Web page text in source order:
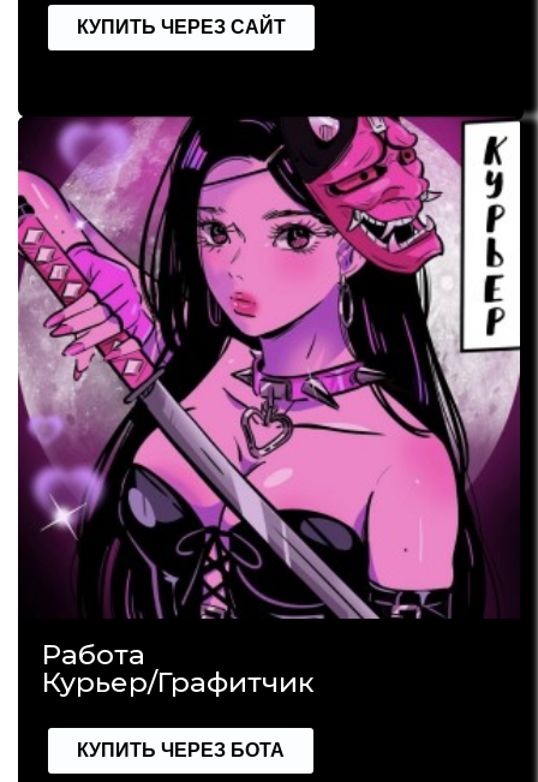
КУПИТЬ ЧЕРЕЗ САЙТ
Работа
Курьер/Графитчик
КУПИТЬ ЧЕРЕЗ БОТА